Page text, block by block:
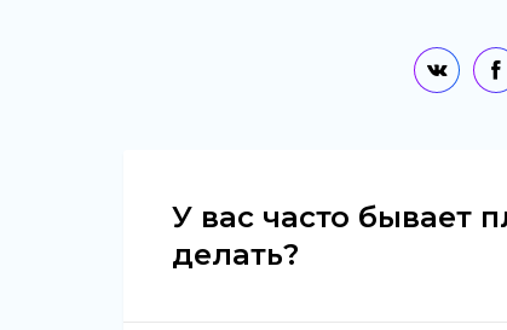
У вас часто бывает
делать?